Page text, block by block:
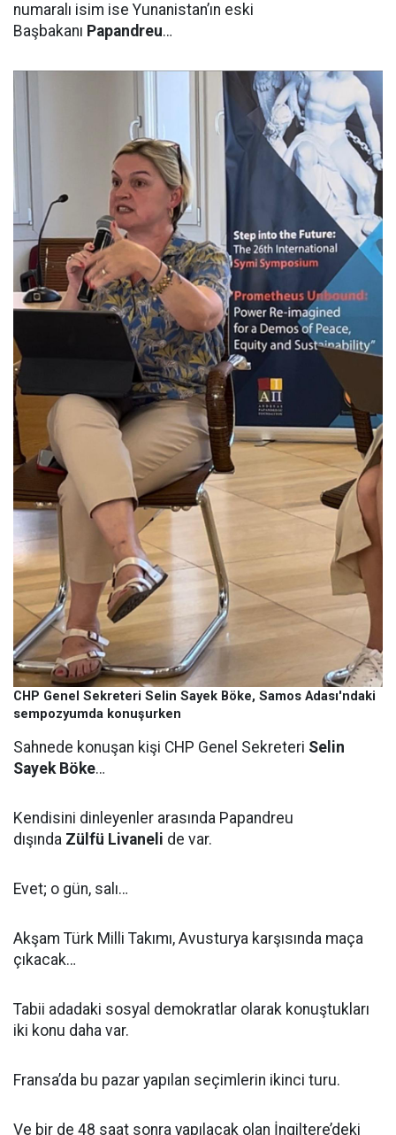
numaralı isim ise Yunanistan’ın eski
Başbakanı Papandreu…
CHP Genel Sekreteri Selin Sayek Böke, Samos Adası'ndaki
sempozyumda konuşurken
Sahnede konuşan kişi CHP Genel Sekreteri Selin
Sayek Böke…
Kendisini dinleyenler arasında Papandreu
dışında Zülfü Livaneli de var.
Evet; o gün, salı…
Akşam Türk Milli Takımı, Avusturya karşısında maça
çıkacak…
Tabii adadaki sosyal demokratlar olarak konuştukları
iki konu daha var.
Fransa’da bu pazar yapılan seçimlerin ikinci turu.
Ve bir de 48 saat sonra yapılacak olan İngiltere’deki